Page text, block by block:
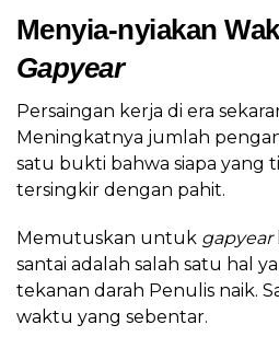
Menyia-nyiakan
Gapyear
Persaingan kerja di era
Meningkatnya jumlah
satu bukti bahwa siapa yang
tersingkir dengan pahit.
Memutuskan untuk gapyear
santai adalah salah satu hal
tekanan darah Penulis naik.
waktu yang sebentar.